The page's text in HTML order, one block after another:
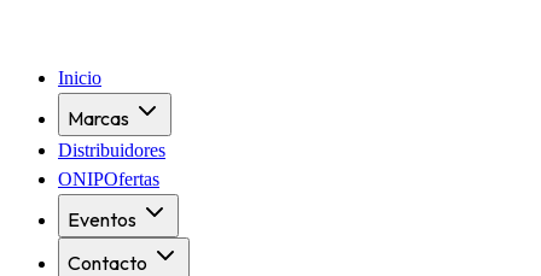
Inicio
Marcas
Distribuidores
ONIPOfertas
Eventos
Contacto